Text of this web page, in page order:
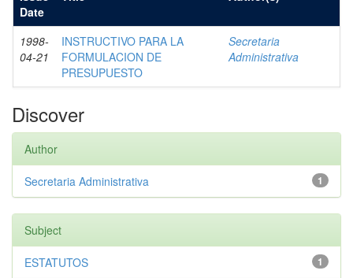
Date
1998-
04-21
INSTRUCTIVO PARA LA
FORMULACION DE
PRESUPUESTO
Secretaria
Administrativa
Discover
Author
1
Secretaria Administrativa
Subject
1
ESTATUTOS